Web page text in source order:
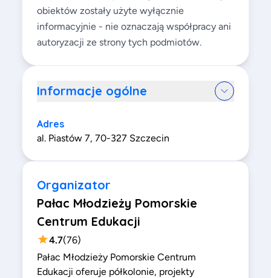
obiektów zostały użyte wyłącznie
informacyjnie - nie oznaczają współpracy ani
autoryzacji ze strony tych podmiotów.
Informacje ogólne
Adres
al. Piastów 7, 70-327 Szczecin
Organizator
Pałac Młodzieży Pomorskie
Centrum Edukacji
4.7(76)
Pałac Młodzieży Pomorskie Centrum
Edukacji oferuje półkolonie, projekty